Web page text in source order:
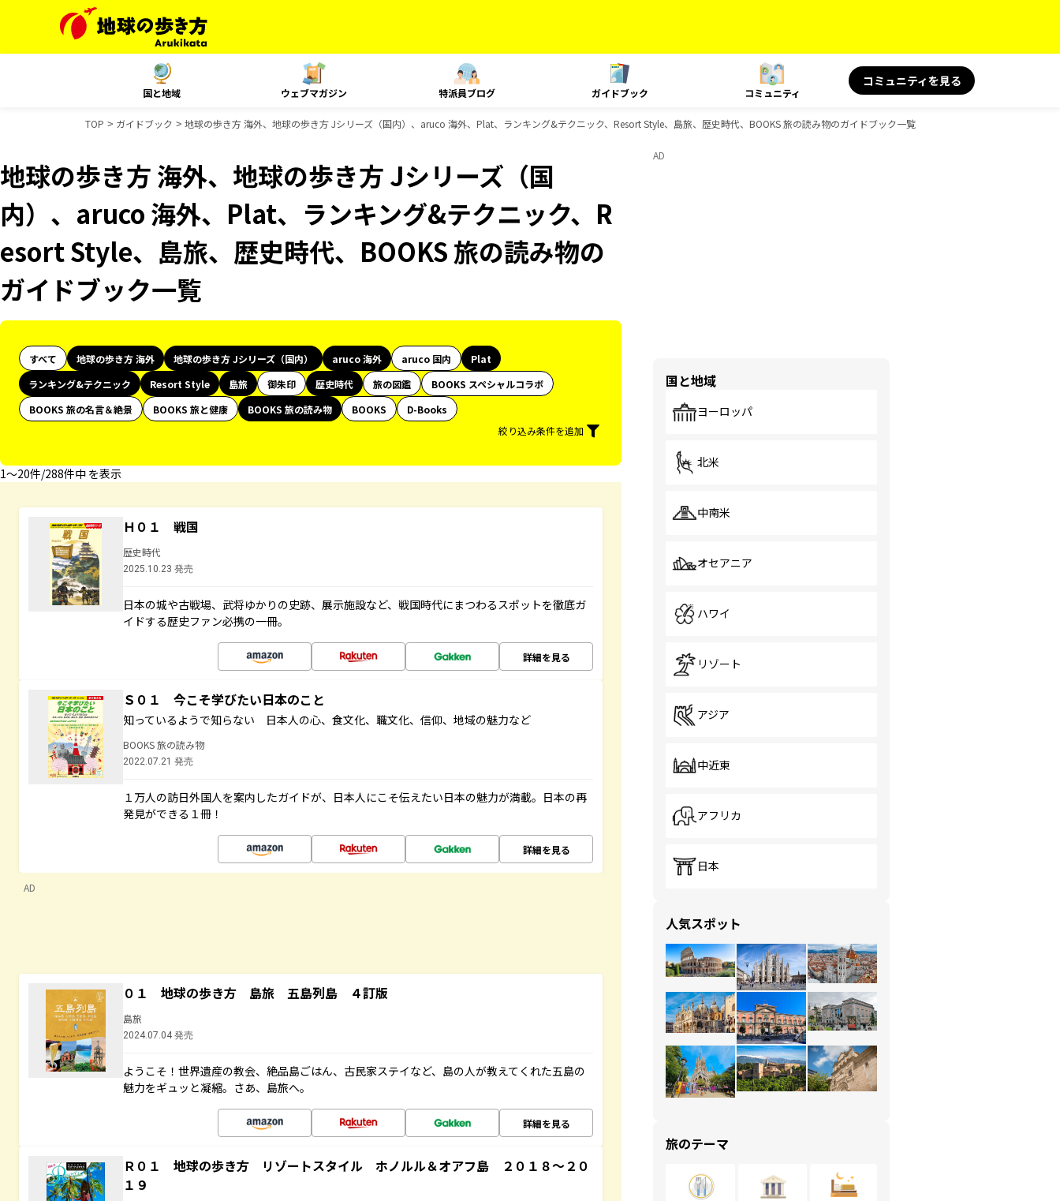
国と地域 ウェブマガジン 特派員ブログ ガイドブック コミュニティ
コミュニティを見る
TOP ガイドブック 地球の歩き方 海外、地球の歩き方 Jシリーズ（国内）、aruco 海外、Plat、ランキング&テクニック、Resort Style、島旅、歴史時代、BOOKS 旅の読み物のガイドブック一覧
地球の歩き方 海外、地球の歩き方 Jシリーズ（国
内）、aruco 海外、Plat、ランキング&テクニック、R
esort Style、島旅、歴史時代、BOOKS 旅の読み物の
ガイドブック一覧
すべて 地球の歩き方 海外 地球の歩き方 Jシリーズ（国内） aruco 海外 aruco 国内
Plat
ランキング&テクニック
Resort Style 島旅 御朱印 歴史時代 旅の図鑑
BOOKS スペシャルコラボ
BOOKS 旅の名言＆絶景
BOOKS 旅と健康 BOOKS 旅の読み物 BOOKS
D-Books
絞り込み条件を追加
1〜20件/288件中 を表示
Ｈ０１ 戦国
歴史時代
2025.10.23 発売
日本の城や古戦場、武将ゆかりの史跡、展示施設など、戦国時代にまつわるスポットを徹底ガ
イドする歴史ファン必携の一冊。
詳細を見る
Ｓ０１ 今こそ学びたい日本のこと
知っているようで知らない 日本人の心、食文化、職文化、信仰、地域の魅力など
BOOKS 旅の読み物
2022.07.21 発売
１万人の訪日外国人を案内したガイドが、日本人にこそ伝えたい日本の魅力が満載。日本の再
発見ができる１冊！
詳細を見る
AD
０１ 地球の歩き方 島旅 五島列島 ４訂版
島旅
2024.07.04 発売
ようこそ！世界遺産の教会、絶品島ごはん、古民家ステイなど、島の人が教えてくれた五島の
魅力をギュッと凝縮。さあ、島旅へ。
詳細を見る
Ｒ０１ 地球の歩き方 リゾートスタイル ホノルル＆オアフ島 ２０１８～２０
１９
AD
国と地域
ヨーロッパ
北米
中南米
オセアニア
ハワイ
リゾート
アジア
中近東
アフリカ
日本
人気スポット
旅のテーマ